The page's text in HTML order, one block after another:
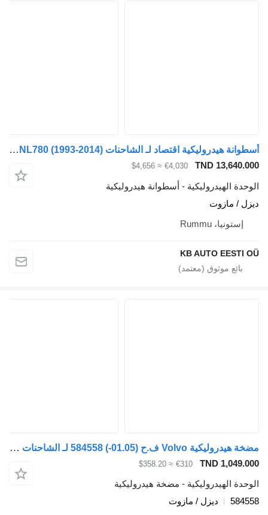
أسطوانة هيدروليكية اقتصاد لـ الشاحنات Volvo FH12, FH16, NH12, FH, VNL780 (1993-2014)
TND 13,640.000
€4,030
≈ $4,656
الوحدة الهيدروليكية - أسطوانة هيدروليكية
ديزل / مازوت
إستونيا، Rummu
KB AUTO EESTI OÜ
مضخة هيدروليكية Volvo ف.ح (01.05-) 584558 لـ الشاحنات Volvo FH12, FH16, NH12, FH, VNL780 (1993-2014)
TND 1,049.000
€310
≈ $358.20
الوحدة الهيدروليكية - مضخة هيدروليكية
584558
ديزل / مازوت